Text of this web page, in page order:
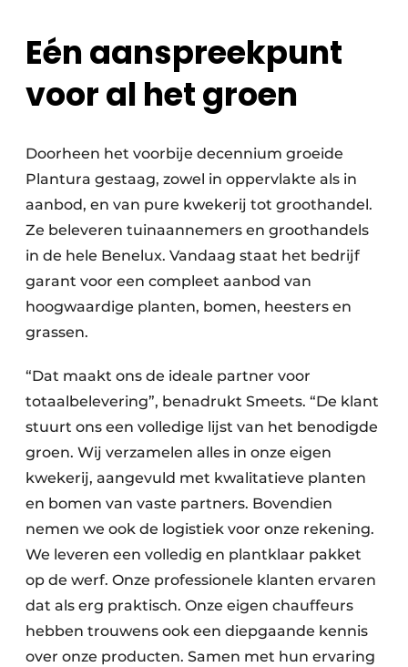
Eén aanspreekpunt
voor al het groen
Doorheen het voorbije decennium groeide
Plantura gestaag, zowel in oppervlakte als in
aanbod, en van pure kwekerij tot groothandel.
Ze beleveren tuinaannemers en groothandels
in de hele Benelux. Vandaag staat het bedrijf
garant voor een compleet aanbod van
hoogwaardige planten, bomen, heesters en
grassen.
“Dat maakt ons de ideale partner voor
totaalbelevering”, benadrukt Smeets. “De klant
stuurt ons een volledige lijst van het benodigde
groen. Wij verzamelen alles in onze eigen
kwekerij, aangevuld met kwalitatieve planten
en bomen van vaste partners. Bovendien
nemen we ook de logistiek voor onze rekening.
We leveren een volledig en plantklaar pakket
op de werf. Onze professionele klanten ervaren
dat als erg praktisch. Onze eigen chauffeurs
hebben trouwens ook een diepgaande kennis
over onze producten. Samen met hun ervaring